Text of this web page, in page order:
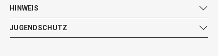
HINWEIS
JUGENDSCHUTZ